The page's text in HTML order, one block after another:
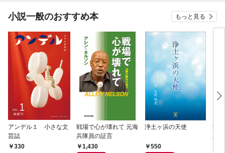
小説一般のおすすめ本 もっと見る
アンデル１ 小さな文
芸誌
330
戦場で心が壊れて 元海
兵隊員の証言
1,430
浄土ヶ浜の天使
550
変
版